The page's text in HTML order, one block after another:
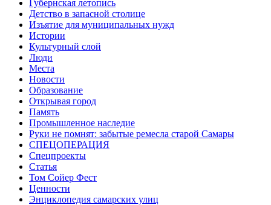
Губернская летопись
Детство в запасной столице
Изъятие для муниципальных нужд
Истории
Культурный слой
Люди
Места
Новости
Образование
Открывая город
Память
Промышленное наследие
Руки не помнят: забытые ремесла старой Самары
СПЕЦОПЕРАЦИЯ
Спецпроекты
Статья
Том Сойер Фест
Ценности
Энциклопедия самарских улиц